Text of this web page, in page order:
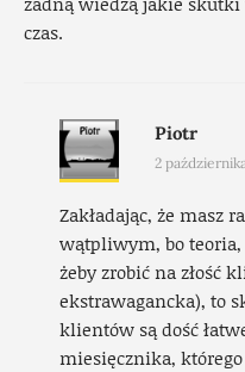
czas.
Piotr
2
Zakładając, że masz
wątpliwym, bo teoria,
żeby zrobić na złość
ekstrawagancka), to
klientów są dość
miesięcznika,